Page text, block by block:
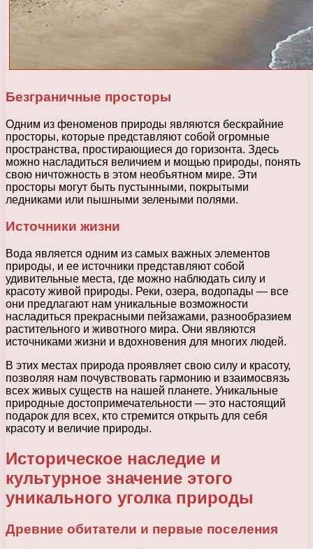
Безграничные просторы
Одним из феноменов природы являются бескрайние
просторы, которые представляют собой огромные
пространства, простирающиеся до горизонта. Здесь
можно насладиться величием и мощью природы, понять
свою ничтожность в этом необъятном мире. Эти
просторы могут быть пустынными, покрытыми
ледниками или пышными зелеными полями.
Источники жизни
Вода является одним из самых важных элементов
природы, и ее источники представляют собой
удивительные места, где можно наблюдать силу и
красоту живой природы. Реки, озера, водопады — все
они предлагают нам уникальные возможности
насладиться прекрасными пейзажами, разнообразием
растительного и животного мира. Они являются
источниками жизни и вдохновения для многих людей.
В этих местах природа проявляет свою силу и красоту,
позволяя нам почувствовать гармонию и взаимосвязь
всех живых существ на нашей планете. Уникальные
природные достопримечательности — это настоящий
подарок для всех, кто стремится открыть для себя
красоту и величие природы.
Историческое наследие и
культурное значение этого
уникального уголка природы
Древние обитатели и первые поселения